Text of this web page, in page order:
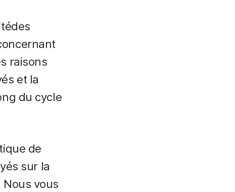
raisons
et la
du cycle
de
sur la
vous